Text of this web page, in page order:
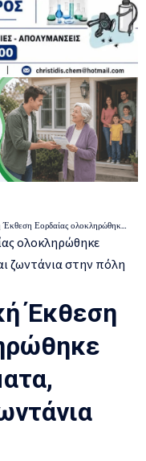
αφήνοντας χρώματα, αισιοδοξία και ζωντάνια στην πόλη μας
Έκθεση